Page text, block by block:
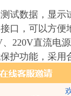
试数据，显示
口，可以方便
220V直流电
护功能，采
继保测试仪